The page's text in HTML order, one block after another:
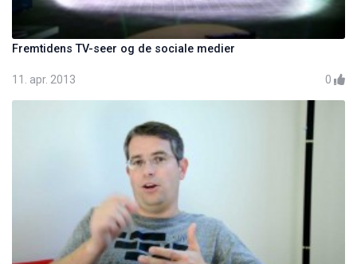
Fremtidens TV-seer og de sociale medier
11. apr. 2013 0